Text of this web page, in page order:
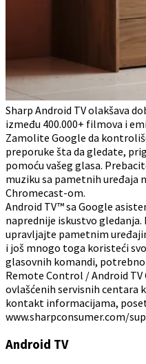
Sharp Android TV olakšava
između 400.000+ filmova i
Zamolite Google da
preporuke šta da gledate,
pomoću vašeg glasa.
muziku sa pametnih uređaja
Chromecast-om.
Android TV™ sa Google
naprednije iskustvo
upravljajte pametnim
i još mnogo toga koristeći
glasovnih komandi, potrebno
Remote Control / Android
ovlašćenih servisnih centara
kontakt informacijama,
www.sharpconsumer.com/
Android TV